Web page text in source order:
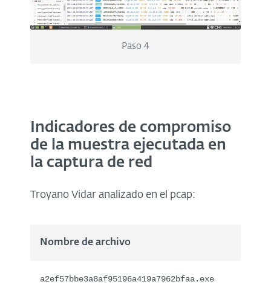
Paso 4
Indicadores de compromiso
de la muestra ejecutada en
la captura de red
Troyano Vidar analizado en el pcap:
Nombre de archivo
a2ef57bbe3a8af95196a419a7962bfaa.exe